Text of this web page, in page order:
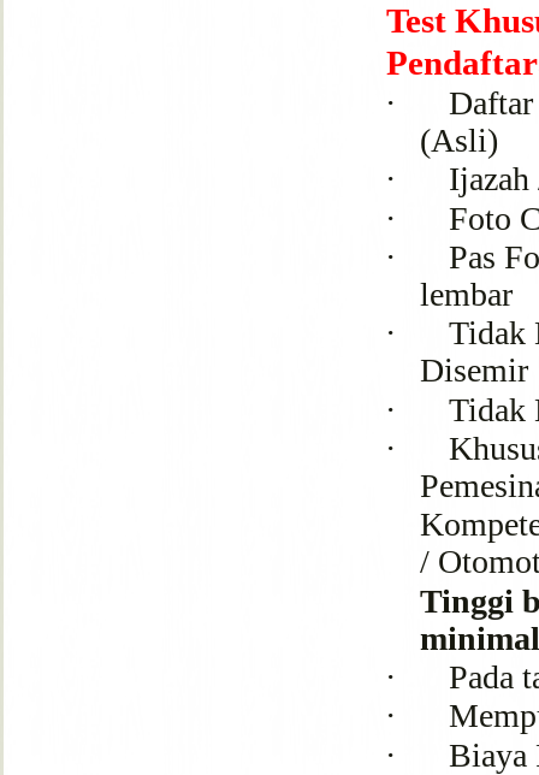
Test
·
(Asli)
·
·
Foto
·
Pas
lembar
·
Tidak
Disemir
·
Tidak
·
/
Tinggi
·
Pada
·
·
Biaya